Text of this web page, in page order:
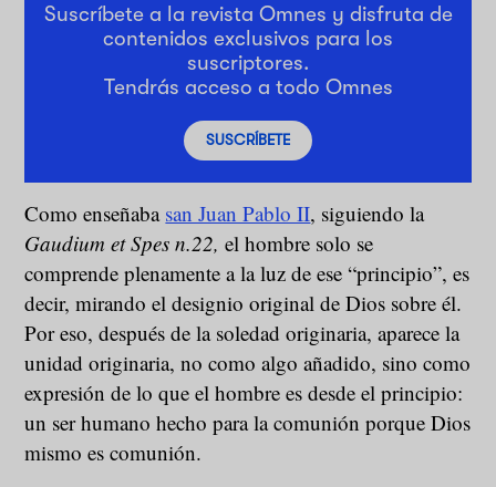
Suscríbete a la revista Omnes y disfruta de
contenidos exclusivos para los
suscriptores.
Tendrás acceso a todo Omnes
SUSCRÍBETE
Como enseñaba san Juan Pablo II, siguiendo la
Gaudium et Spes n.22, el hombre solo se
comprende plenamente a la luz de ese “principio”, es
decir, mirando el designio original de Dios sobre él.
Por eso, después de la soledad originaria, aparece la
unidad originaria, no como algo añadido, sino como
expresión de lo que el hombre es desde el principio:
un ser humano hecho para la comunión porque Dios
mismo es comunión.